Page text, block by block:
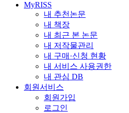
MyRISS
내 추천논문
내 책장
내 최근 본 논문
내 저작물관리
내 구매·신청 현황
내 서비스 사용권한
내 관심 DB
회원서비스
회원가입
로그인